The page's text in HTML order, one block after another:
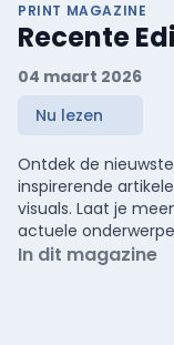
PRINT MAGAZINE
Recente
04 maart 2026
Nu lezen
Ontdek de
inspirerende
visuals. Laat je
actuele
In dit magazine